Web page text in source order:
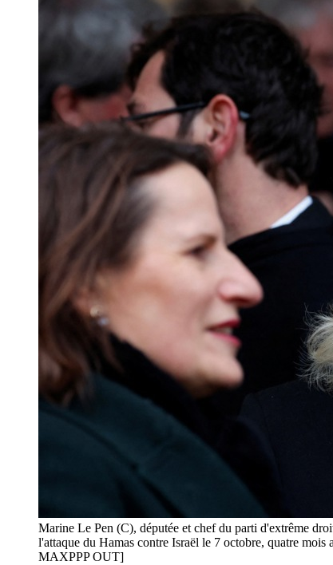
Marine Le Pen (C), députée et chef du parti d'extrême
l'attaque du Hamas contre Israël le 7 octobre, quatre
MAXPPP OUT]